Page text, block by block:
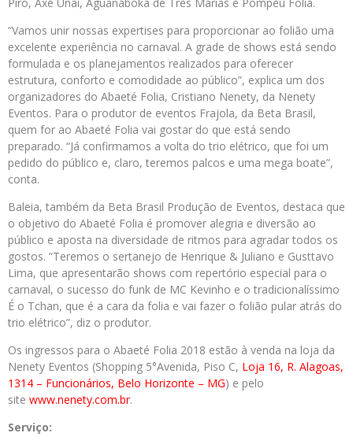
“Vamos unir nossas expertises para proporcionar ao folião uma
excelente experiência no carnaval. A grade de shows está sendo
formulada e os planejamentos realizados para oferecer
estrutura, conforto e comodidade ao público”, explica um dos
organizadores do Abaeté Folia, Cristiano Nenety, da Nenety
Eventos. Para o produtor de eventos Frajola, da Beta Brasil,
quem for ao Abaeté Folia vai gostar do que está sendo
preparado. “Já confirmamos a volta do trio elétrico, que foi um
pedido do público e, claro, teremos palcos e uma mega boate”,
conta.
Baleia, também da Beta Brasil Produção de Eventos, destaca que
o objetivo do Abaeté Folia é promover alegria e diversão ao
público e aposta na diversidade de ritmos para agradar todos os
gostos. “Teremos o sertanejo de Henrique & Juliano e Gusttavo
Lima, que apresentarão shows com repertório especial para o
carnaval, o sucesso do funk de MC Kevinho e o tradicionalíssimo
É o Tchan, que é a cara da folia e vai fazer o folião pular atrás do
trio elétrico”, diz o produtor.
Os ingressos para o Abaeté Folia 2018 estão à venda na loja da
Nenety Eventos (Shopping 5°Avenida, Piso C, Loja 16, R. Alagoas,
1314 – Funcionários, Belo Horizonte – MG) e pelo
site www.nenety.com.br.
Serviço: